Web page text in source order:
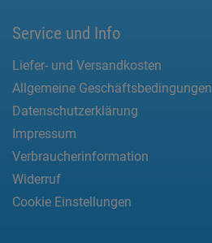
Service und Info
Liefer- und Versandkosten
Allgemeine Geschäftsbedingungen
Datenschutzerklärung
Impressum
Verbraucherinformation
Widerruf
Cookie Einstellungen